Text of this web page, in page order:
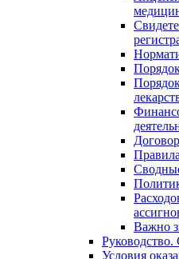
Важно
Условия